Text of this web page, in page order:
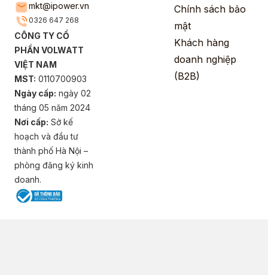
mkt@ipower.vn
0326 647 268
CÔNG TY CỔ
PHẦN VOLWATT
VIỆT NAM
MST: 0110700903
Ngày cấp: ngày 02
tháng 05 năm 2024
Nơi cấp: Sở kế
hoạch và đầu tư
thành phố Hà Nội –
phòng đăng ký kinh
doanh.
Chính sách bảo
mật
Khách hàng
doanh nghiệp
(B2B)